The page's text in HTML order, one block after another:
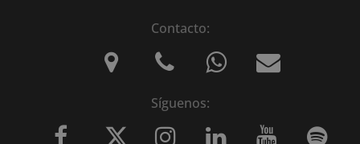
Contacto:
Síguenos: